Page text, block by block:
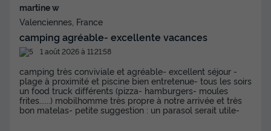
Terrasse couverte Cafetière
Salon de jardin
Chauffage
+ 3
MOBILHOME 4 personnes - MH2 SUPER MERCURE
REGULAR - samedi 26 m²
du05/09/2026au12/09/2026
Modifier les dates
martine w
Valenciennes, France
camping agréable- excellente vacances
1 août 2026 à 11:21:58
camping très conviviale et agréable- excellent séjour -
plage à proximité et piscine bien entretenue- tous les soirs
un food truck différents (pizza- hamburgers- moules
frites......) mobilhomme très propre à notre arrivée et très
bon matelas- petite suggestion : un parasol serait utile-